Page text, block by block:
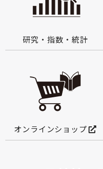
研究・指数・統計
オンラインショップ